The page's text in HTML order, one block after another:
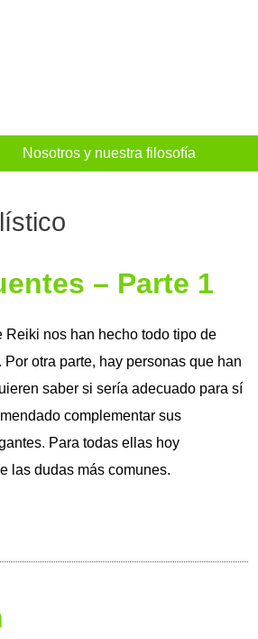
Nosotros y nuestra filosofía
– Parte 1
Reiki nos han hecho todo tipo de
otra parte, hay personas que han
saber si sería adecuado para sí
complementar sus
Para todas ellas hoy
las dudas más comunes.